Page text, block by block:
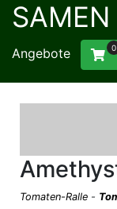
Angebote 0
Tomaten-Ralle -